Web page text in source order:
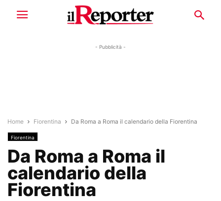
- Pubblicità -
Home Fiorentina Da Roma a Roma il calendario della Fiorentina
Fiorentina
Da Roma a Roma il
calendario della
Fiorentina